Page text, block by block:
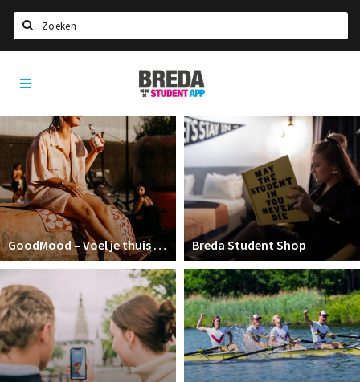
HOME
STUDEREN
Voel je thuis in Breda | GoodMood
Welkom in Breda
Studentenverenigingen
Studentenraad
Studentenroutes
New in town? Check FAQ!
WONEN
Woonruimte
Breda
Student
GoodMood – Voel je thuis in Breda Breda Student Shop